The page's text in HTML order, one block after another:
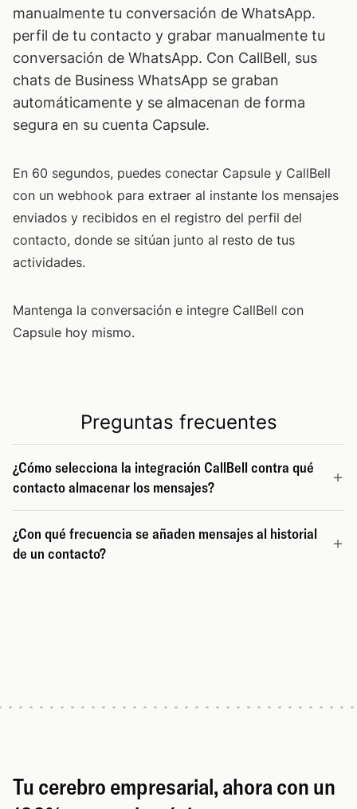
manualmente tu conversación de WhatsApp.
perfil de tu contacto y grabar manualmente tu
conversación de WhatsApp. Con CallBell, sus
chats de Business WhatsApp se graban
automáticamente y se almacenan de forma
segura en su cuenta Capsule.
En 60 segundos, puedes conectar Capsule y CallBell
con un webhook para extraer al instante los mensajes
enviados y recibidos en el registro del perfil del
contacto, donde se sitúan junto al resto de tus
actividades.
Mantenga la conversación e integre CallBell con
Capsule hoy mismo.
Preguntas frecuentes
¿Cómo selecciona la integración CallBell contra qué
contacto almacenar los mensajes?
¿Con qué frecuencia se añaden mensajes al historial
de un contacto?
Tu cerebro empresarial, ahora con un